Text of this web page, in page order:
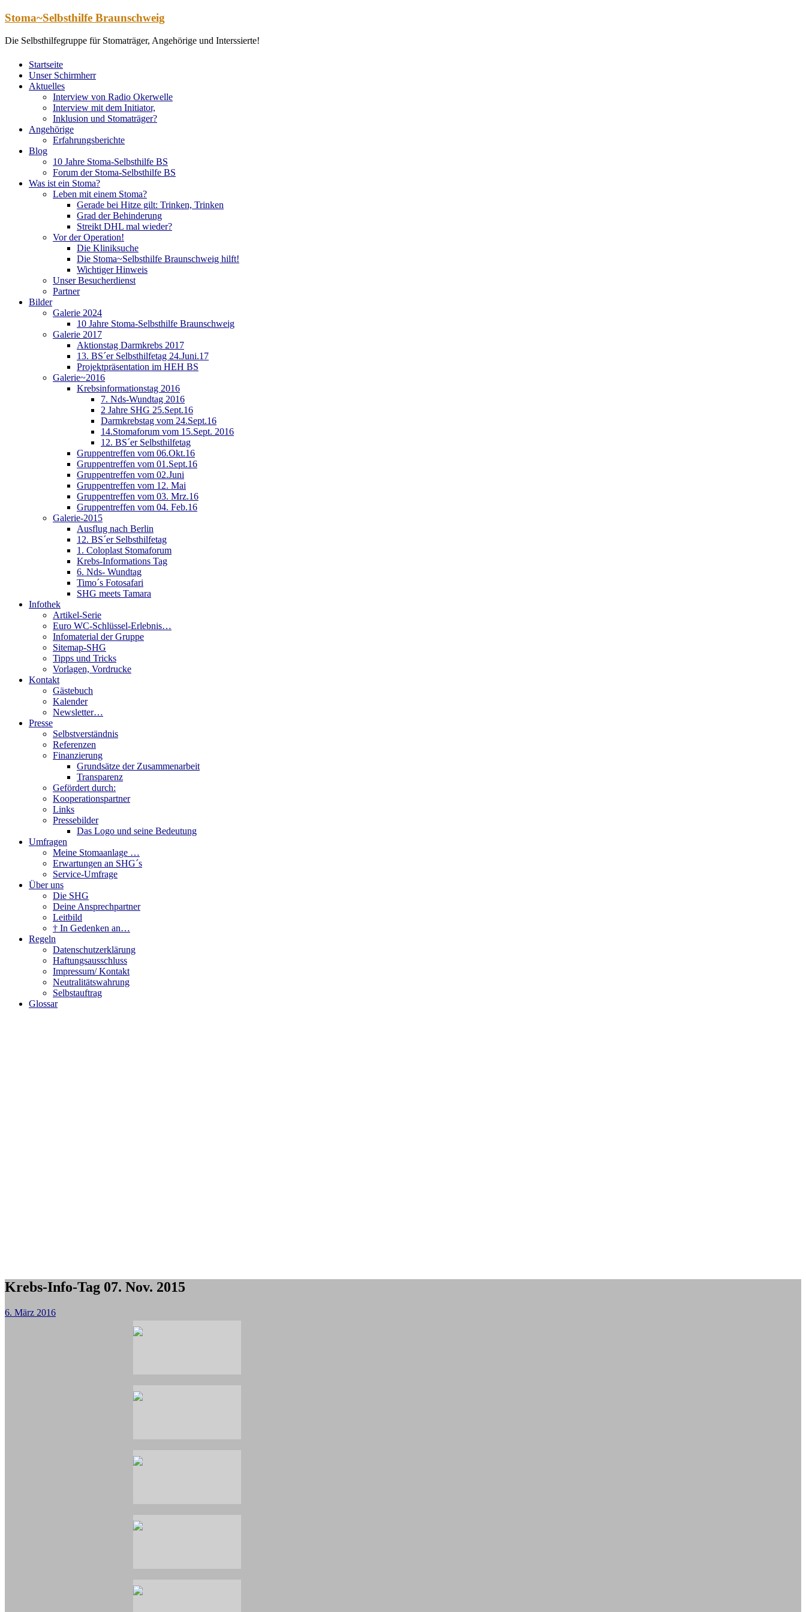
Zum
springen
Stoma~Selbsthilfe Braunschweig
Die Selbsthilfegruppe für Stomaträger, Angehörige und Interssierte!
Startseite
Unser Schirmherr
Aktuelles
Interview von Radio Okerwelle
Interview mit dem Initiator,
Inklusion und Stomaträger?
Angehörige
Erfahrungsberichte
Blog
10 Jahre Stoma-Selbsthilfe BS
Forum der Stoma-Selbsthilfe BS
Was ist ein Stoma?
Leben mit einem Stoma?
Gerade bei Hitze gilt: Trinken, Trinken
Grad der Behinderung
Streikt DHL mal wieder?
Vor der Operation!
Die Kliniksuche
Die Stoma~Selbsthilfe Braunschweig hilft!
Wichtiger Hinweis
Unser Besucherdienst
Partner
Bilder
Galerie 2024
10 Jahre Stoma-Selbsthilfe Braunschweig
Galerie 2017
Aktionstag Darmkrebs 2017
13. BS´er Selbsthilfetag 24.Juni.17
Projektpräsentation im HEH BS
Galerie~2016
Krebsinformationstag 2016
7. Nds-Wundtag 2016
2 Jahre SHG 25.Sept.16
Darmkrebstag vom 24.Sept.16
14.Stomaforum vom 15.Sept. 2016
12. BS´er Selbsthilfetag
Gruppentreffen vom 06.Okt.16
Gruppentreffen vom 01.Sept.16
Gruppentreffen vom 02.Juni
Gruppentreffen vom 12. Mai
Gruppentreffen vom 03. Mrz.16
Gruppentreffen vom 04. Feb.16
Galerie-2015
Ausflug nach Berlin
12. BS´er Selbsthilfetag
1. Coloplast Stomaforum
Krebs-Informations Tag
6. Nds- Wundtag
Timo´s Fotosafari
SHG meets Tamara
Infothek
Artikel-Serie
Euro WC-Schlüssel-Erlebnis…
Infomaterial der Gruppe
Sitemap-SHG
Tipps und Tricks
Vorlagen, Vordrucke
Kontakt
Gästebuch
Kalender
Newsletter…
Presse
Selbstverständnis
Referenzen
Finanzierung
Grundsätze der Zusammenarbeit
Transparenz
Gefördert durch:
Kooperationspartner
Links
Pressebilder
Das Logo und seine Bedeutung
Umfragen
Meine Stomaanlage …
Erwartungen an SHG´s
Service-Umfrage
Über uns
Die SHG
Deine Ansprechpartner
Leitbild
† In Gedenken an…
Regeln
Datenschutzerklärung
Haftungsausschluss
Impressum/ Kontakt
Neutralitätswahrung
Selbstauftrag
Glossar
Krebs-Info-Tag 07. Nov. 2015
6. März 2016